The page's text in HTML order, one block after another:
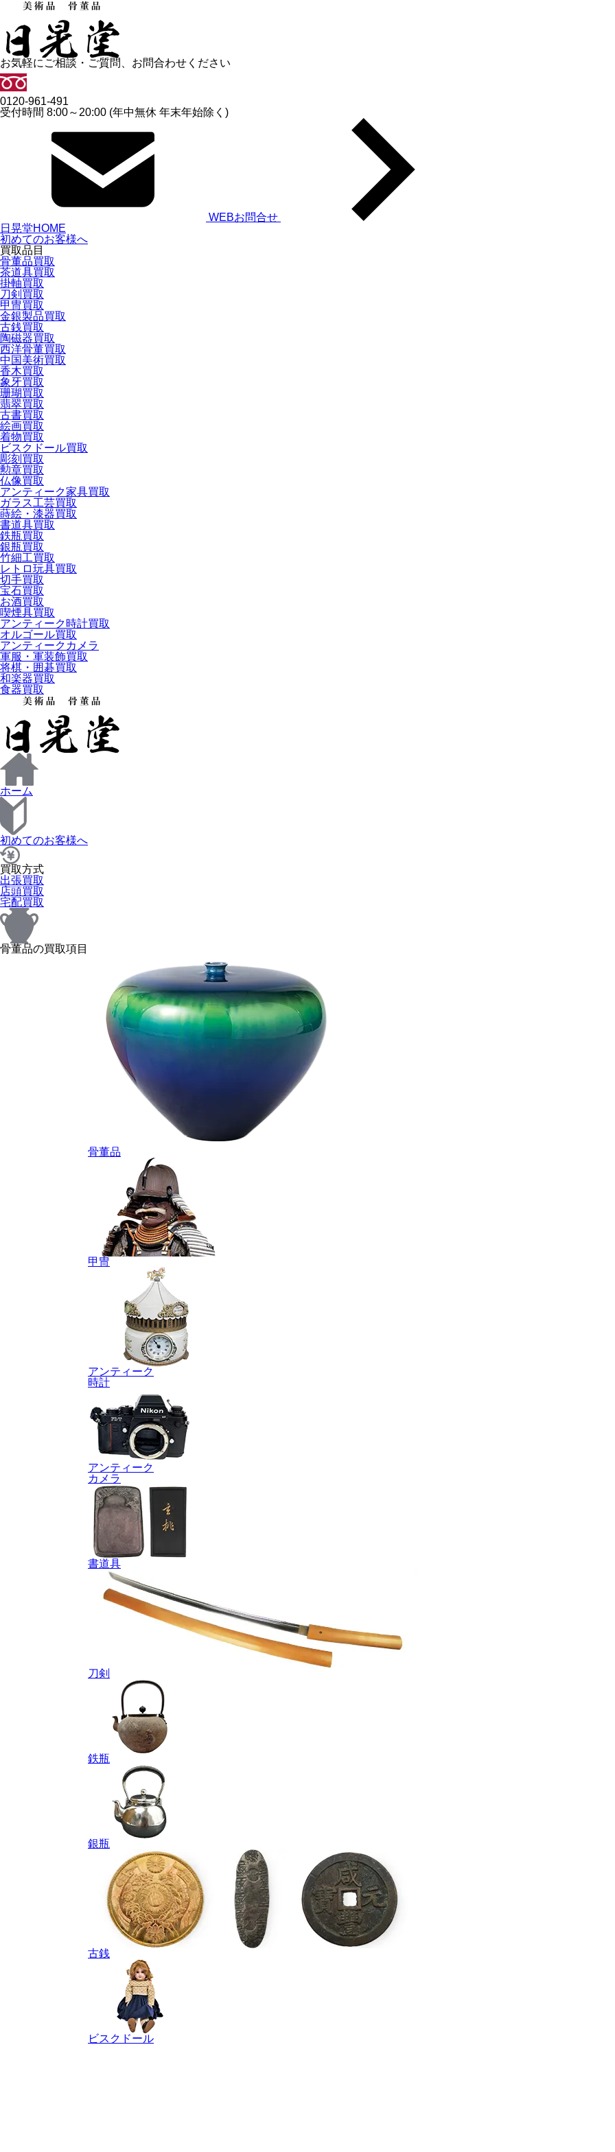
お気軽にご相談・ご質問、お問合わせください
0120-961-491
受付時間 8:00～20:00 (年中無休 年末年始除く)
WEBお問合せ
日晃堂HOME
初めてのお客様へ
買取品目
骨董品買取
茶道具買取
掛軸買取
刀剣買取
甲冑買取
金銀製品買取
古銭買取
陶磁器買取
西洋骨董買取
中国美術買取
香木買取
象牙買取
珊瑚買取
翡翠買取
古書買取
絵画買取
着物買取
ビスクドール買取
彫刻買取
勲章買取
仏像買取
アンティーク家具買取
ガラス工芸買取
蒔絵・漆器買取
書道具買取
鉄瓶買取
銀瓶買取
竹細工買取
レトロ玩具買取
切手買取
宝石買取
お酒買取
喫煙具買取
アンティーク時計買取
オルゴール買取
アンティークカメラ
軍服・軍装飾買取
将棋・囲碁買取
和楽器買取
食器買取
ホーム
初めてのお客様へ
買取方式
出張買取
店頭買取
宅配買取
骨董品の買取項目
骨董品
甲冑
アンティーク
時計
アンティーク
カメラ
書道具
刀剣
鉄瓶
銀瓶
古銭
ビスクドール